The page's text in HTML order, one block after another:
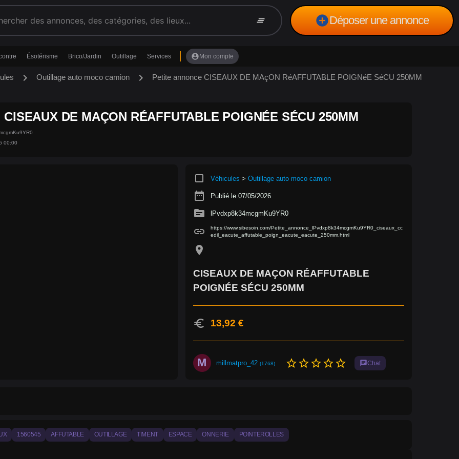
clear_all add_circleDéposer une annonce
Ésotérisme Brico/Jardin Outillage Services account_circle Mon compte
chevron_right Outillage auto moco camion chevron_right Petite annonce CISEAUX DE MAçON RéAFFUTABLE POIGNéE SéCU 250MM
CISEAUX DE MAÇON RÉAFFUTABLE POIGNÉE SÉCU 250MM
00:00
crop_square Véhicules > Outillage auto moco camion
date_range Publié le 07/05/2026
source lPvdxp8k34mcgmKu9YR0
link
https://www.sibesoin.com/Petite_annonce_lPvdxp8k34mcgmKu9YR0_ciseaux_cc
edil_eacute_affutable_poign_eacute_eacute_250mm.html
location_on
CISEAUX DE MAÇON RÉAFFUTABLE
POIGNÉE SÉCU 250MM
euro 13,92 €
M millmatpro_42 (1768) star_borderstar_borderstar_borderstar_borderstar_border chatChat
1560545 AFFUTABLE OUTILLAGE TIMENT ESPACE ONNERIE POINTEROLLES